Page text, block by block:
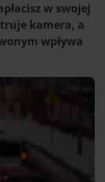
w swojej
kamera, a
wpływa